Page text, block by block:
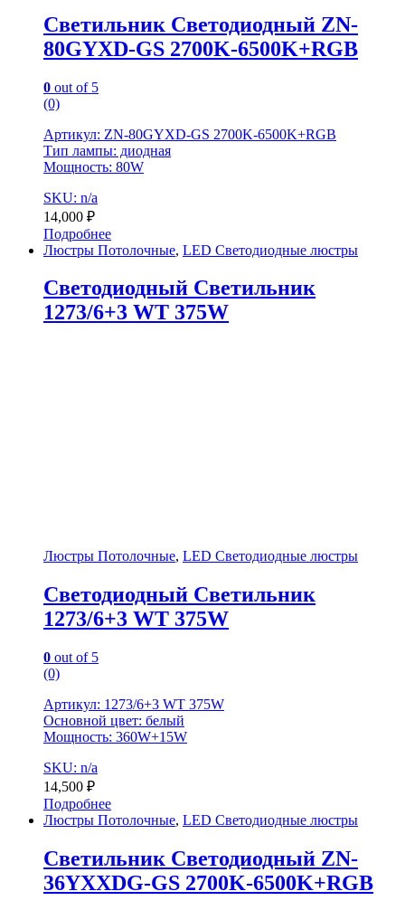
Светильник Светодиодный ZN-
80GYXD-GS 2700K-6500K+RGB
0 out of 5
(0)
Артикул: ZN-80GYXD-GS 2700K-6500K+RGB
Тип лампы: диодная
Мощность: 80W
SKU: n/a
14,000 ₽
Подробнее
Люстры Потолочные, LED Светодиодные люстры
Светодиодный Светильник
1273/6+3 WT 375W
Люстры Потолочные, LED Светодиодные люстры
Светодиодный Светильник
1273/6+3 WT 375W
0 out of 5
(0)
Артикул: 1273/6+3 WT 375W
Основной цвет: белый
Мощность: 360W+15W
SKU: n/a
14,500 ₽
Подробнее
Люстры Потолочные, LED Светодиодные люстры
Светильник Светодиодный ZN-
36YXXDG-GS 2700K-6500K+RGB